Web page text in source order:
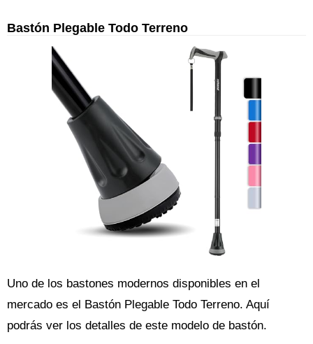
Bastón Plegable Todo Terreno
Uno de los bastones modernos disponibles en el
mercado es el Bastón Plegable Todo Terreno. Aquí
podrás ver los detalles de este modelo de bastón.